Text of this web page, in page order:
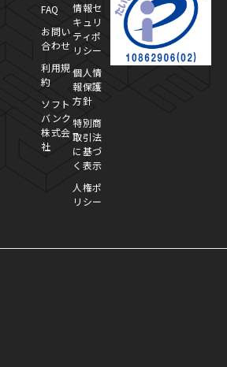
FAQ
お問い
合わせ
利用規
約
ソフト
バンク
株式会
社
情報セ
キュリ
ティポ
リシー
個人情
報保護
方針
特別商
取引法
に基づ
く表示
人権ポ
リシー